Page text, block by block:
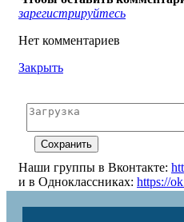
зарегистрируйтесь
Нет комментариев
Закрыть
Наши группы в Вконтакте:
и в Одноклассниках: https://